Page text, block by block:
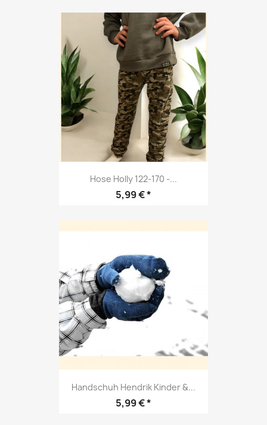
Hose Holly 122-170 -...
Preis
5,99 € *
Handschuh Hendrik Kinder &...
Preis
5,99 € *